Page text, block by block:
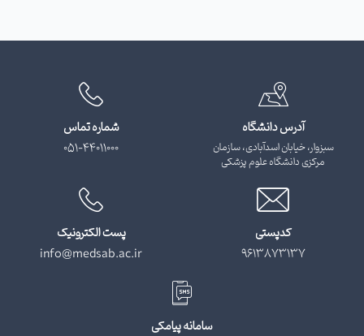
آدرس دانشگاه
سبزوار، خیابان اسدآبادی، سازمان
مرکزی دانشگاه علوم پزشکی
شماره تماس
051-44011000
کدپستی
9613873137
پست الکترونیک
info@medsab.ac.ir
سامانه پیامکی